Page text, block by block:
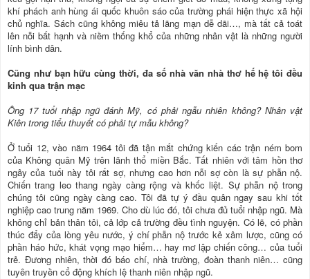
khí phách anh hùng ái quốc khuôn sáo của trường phái hiện thực xã hội
chủ nghĩa. Sách cũng không miêu tả lãng mạn dễ dãi…, mà tất cả toát
lên nỗi bất hạnh và niềm thống khổ của những nhân vật là những người
lính bình dân.
Cũng như bạn hữu cùng thời, đa số nhà văn nhà thơ hế hệ tôi đều
kinh qua trận mạc
Ông 17 tuổi nhập ngũ đánh Mỹ, có phải ngẫu nhiên không? Nhân vật
Kiên trong tiểu thuyết có phải tự mẫu không?
Ở tuổi 12, vào năm 1964 tôi đã tận mắt chứng kiến các trận ném bom
của Không quân Mỹ trên lãnh thổ miền Bắc. Tất nhiên với tâm hồn thơ
ngây của tuổi này tôi rất sợ, nhưng cao hơn nỗi sợ còn là sự phẫn nộ.
Chiến trang leo thang ngày càng rộng và khốc liệt. Sự phẫn nộ trong
chúng tôi cũng ngày càng cao. Tôi đã tự ý đầu quân ngay sau khi tốt
nghiệp cao trung năm 1969. Cho dù lúc đó, tôi chưa đủ tuổi nhập ngũ. Mà
không chỉ bản thân tôi, cả lớp cả trường đều tình nguyện. Có lẽ, có phần
thúc đẩy của lòng yêu nước, ý chí phẫn nộ trước kẻ xâm lược, cũng có
phần háo hức, khát vọng mạo hiểm… hay mơ lập chiến công… của tuổi
trẻ. Đương nhiên, thời đó báo chí, nhà trường, đoàn thanh niên… cũng
tuyên truyền cổ động khích lệ thanh niên nhập ngũ.